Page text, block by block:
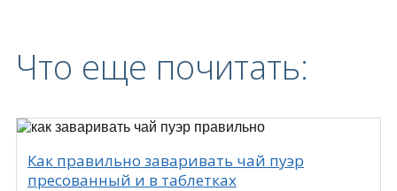
Что еще почитать:
Как правильно заваривать чай пуэр
пресованный и в таблетках